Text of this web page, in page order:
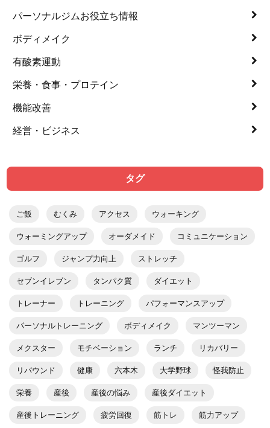
パーソナルジムお役立ち情報
ボディメイク
有酸素運動
栄養・食事・プロテイン
機能改善
経営・ビジネス
タグ
ご飯 むくみ アクセス ウォーキング
ウォーミングアップ オーダメイド コミュニケーション
ゴルフ ジャンプ力向上 ストレッチ
セブンイレブン タンパク質 ダイエット
トレーナー トレーニング パフォーマンスアップ
パーソナルトレーニング ボディメイク マンツーマン
メクスター モチベーション ランチ リカバリー
リバウンド 健康 六本木 大学野球 怪我防止
栄養 産後 産後の悩み 産後ダイエット
産後トレーニング 疲労回復 筋トレ 筋力アップ